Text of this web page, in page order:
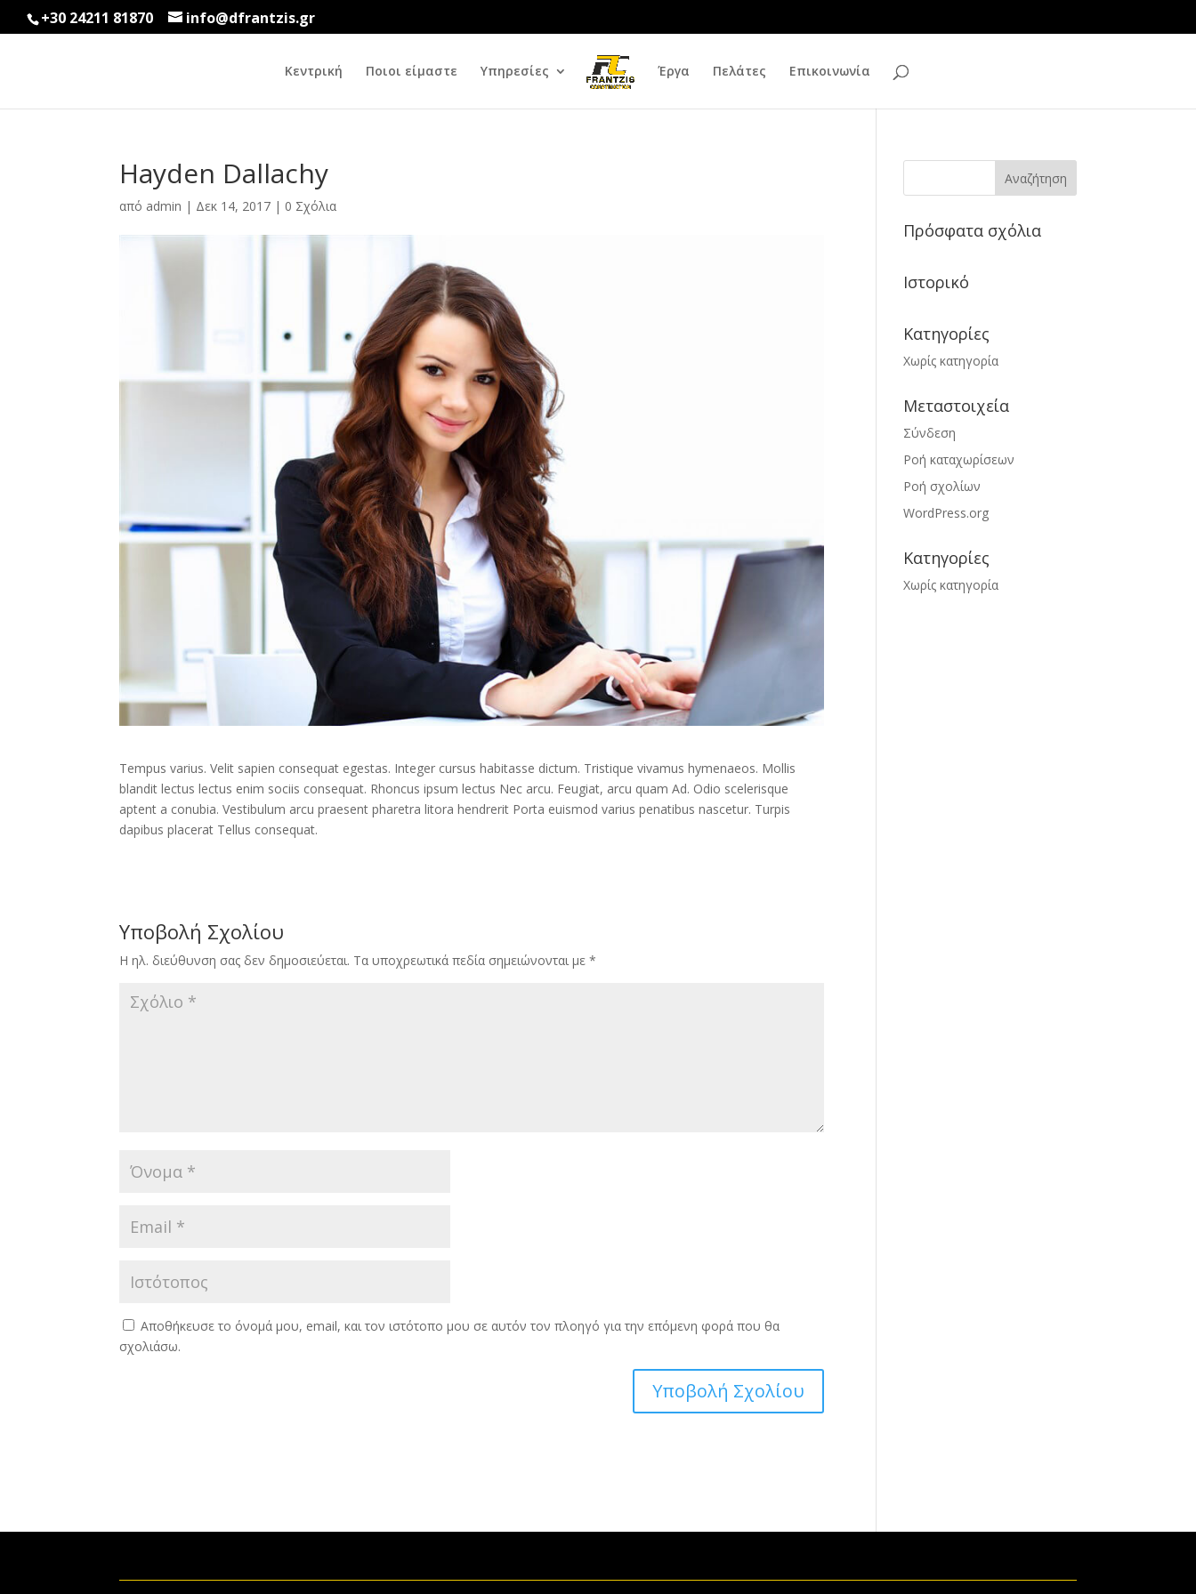
+30 24211 81870 info@dfrantzis.gr
Κεντρική Ποιοι είμαστε Υπηρεσίες Έργα Πελάτες Επικοινωνία
Hayden Dallachy
από admin | Δεκ 14, 2017 | 0 Σχόλια
Tempus varius. Velit sapien consequat egestas. Integer cursus habitasse dictum. Tristique vivamus hymenaeos. Mollis
blandit lectus lectus enim sociis consequat. Rhoncus ipsum lectus Nec arcu. Feugiat, arcu quam Ad. Odio scelerisque
aptent a conubia. Vestibulum arcu praesent pharetra litora hendrerit Porta euismod varius penatibus nascetur. Turpis
dapibus placerat Tellus consequat.
Υποβολή Σχολίου
Η ηλ. διεύθυνση σας δεν δημοσιεύεται. Τα υποχρεωτικά πεδία σημειώνονται με*
Αποθήκευσε το όνομά μου, email, και τον ιστότοπο μου σε αυτόν τον πλοηγό για την επόμενη φορά που θα
σχολιάσω.
Πρόσφατα σχόλια
Ιστορικό
Kατηγορίες
Χωρίς κατηγορία
Μεταστοιχεία
Σύνδεση
Ροή καταχωρίσεων
Ροή σχολίων
WordPress.org
Kατηγορίες
Χωρίς κατηγορία